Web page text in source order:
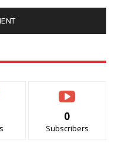
0
Subscribers